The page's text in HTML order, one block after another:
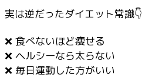
実は逆だったダイエット常識👇
❌ 食べないほど痩せる
❌ ヘルシーなら太らない
❌ 毎日運動した方がいい